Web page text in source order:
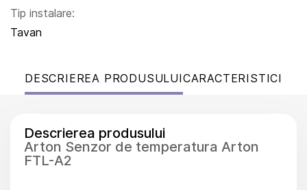
Tip instalare:
Tavan
DESCRIEREA PRODUSULUICARACTERISTICI
Descrierea produsului
Arton Senzor de temperatura Arton
FTL-A2